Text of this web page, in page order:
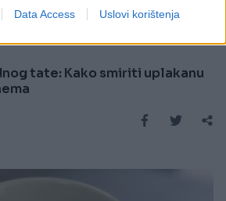
Data Access Uslovi korištenja
tate: Kako smiriti uplakanu